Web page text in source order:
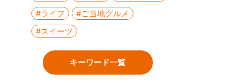
#ライフ
#ご当地グルメ
#スイーツ
キーワード一覧